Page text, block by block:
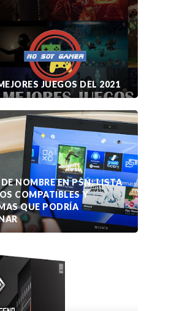
JUEGOS DEL 2021
NOMBRE EN PSN: LISTA
COMPATIBLES Y
QUE PODRÍA